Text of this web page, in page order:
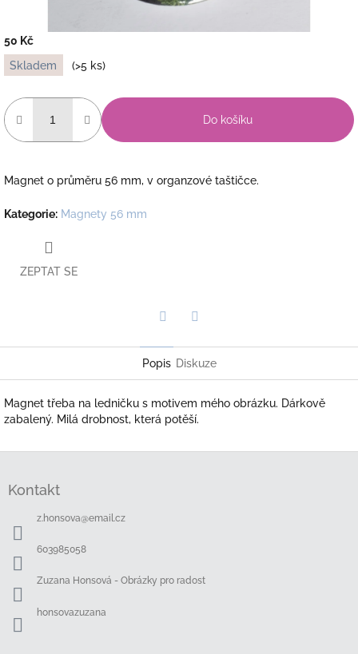
50 Kč
Měrná
cena:
Skladem (>5 ks)
Do košíku
Magnet o průměru 56 mm, v organzové taštičce.
Kategorie: Magnety 56 mm
ZEPTAT SE
Popis Diskuze
Magnet třeba na ledničku s motivem mého obrázku. Dárkově
zabalený. Milá drobnost, která potěší.
Kontakt
z.honsova@email.cz
603985058
Zuzana Honsová - Obrázky pro radost
honsovazuzana